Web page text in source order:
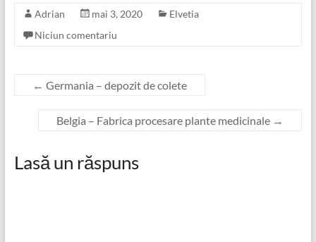
Adrian mai 3, 2020
Elvetia
Niciun comentariu
← Germania – depozit de colete
Belgia – Fabrica procesare plante medicinale →
Lasă un răspuns